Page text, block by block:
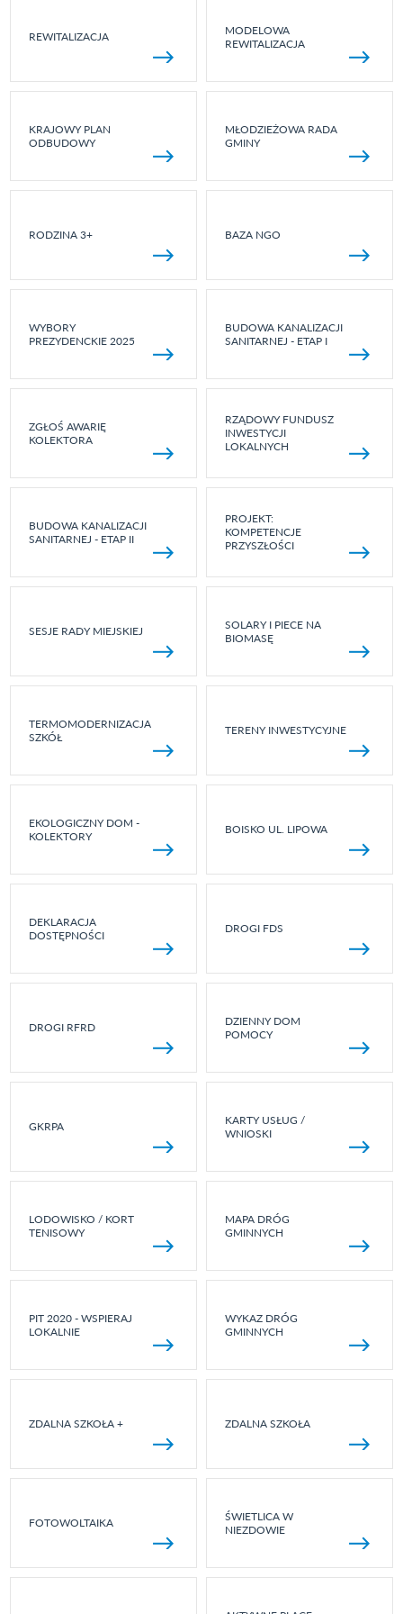
REWITALIZACJA
MODELOWA
REWITALIZACJA
KRAJOWY PLAN
ODBUDOWY
MŁODZIEŻOWA RADA
GMINY
RODZINA 3+ BAZA NGO
WYBORY
PREZYDENCKIE 2025
BUDOWA KANALIZACJI
SANITARNEJ - ETAP I
ZGŁOŚ AWARIĘ
KOLEKTORA
RZĄDOWY FUNDUSZ
INWESTYCJI
LOKALNYCH
BUDOWA KANALIZACJI
SANITARNEJ - ETAP II
PROJEKT:
KOMPETENCJE
PRZYSZŁOŚCI
SESJE RADY MIEJSKIEJ
SOLARY I PIECE NA
BIOMASĘ
TERMOMODERNIZACJA
SZKÓŁ
TERENY INWESTYCYJNE
EKOLOGICZNY DOM -
KOLEKTORY
BOISKO UL. LIPOWA
DEKLARACJA
DOSTĘPNOŚCI
DROGI FDS
DROGI RFRD
DZIENNY DOM
POMOCY
GKRPA
KARTY USŁUG /
WNIOSKI
LODOWISKO / KORT
TENISOWY
MAPA DRÓG
GMINNYCH
PIT 2020 - WSPIERAJ
LOKALNIE
WYKAZ DRÓG
GMINNYCH
ZDALNA SZKOŁA + ZDALNA SZKOŁA
FOTOWOLTAIKA
ŚWIETLICA W
NIEZDOWIE